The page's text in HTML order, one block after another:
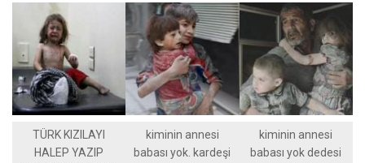
TÜRK KIZILAYI
HALEP YAZIP
kiminin annesi
babası yok. kardeşi
kiminin annesi
babası yok dedesi